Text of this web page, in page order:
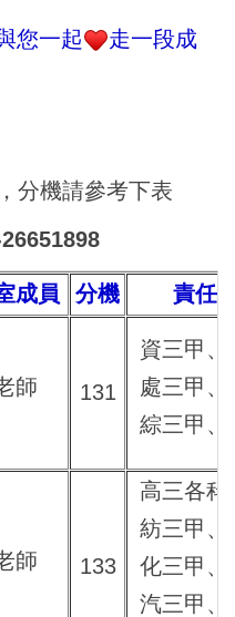
您一起 走一段成
，分機請參考下表
成員 分機
責任
師 131
資三甲、
處三甲、
綜三甲、
師 133
高三各科
紡三甲、
化三甲、
汽三甲、